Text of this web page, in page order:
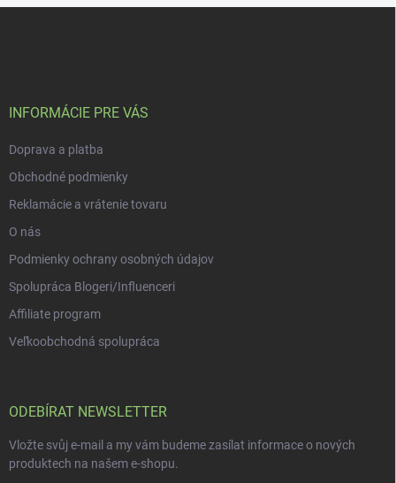
INFORMÁCIE PRE VÁS
Doprava a platba
Obchodné podmienky
Reklamácie a vrátenie tovaru
O nás
Podmienky ochrany osobných údajov
Spolupráca Blogeri/Influenceri
Affiliate program
Veľkoobchodná spolupráca
ODEBÍRAT NEWSLETTER
Vložte svůj e-mail a my vám budeme zasílat informace o nových
produktech na našem e-shopu.